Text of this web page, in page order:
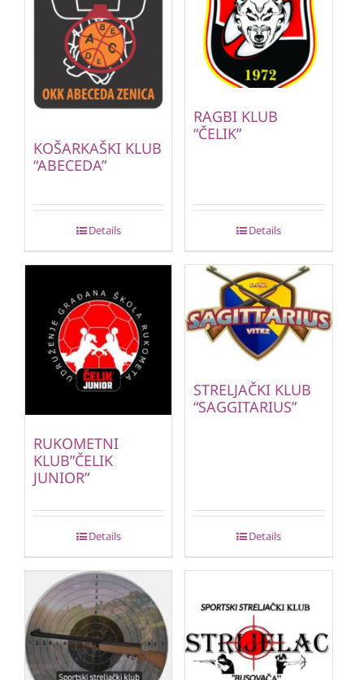
KOŠARKAŠKI KLUB
“ABECEDA”
Details
RAGBI KLUB
“ČELIK”
Details
RUKOMETNI
KLUB”ČELIK
JUNIOR”
Details
STRELJAČKI KLUB
“SAGGITARIUS”
Details